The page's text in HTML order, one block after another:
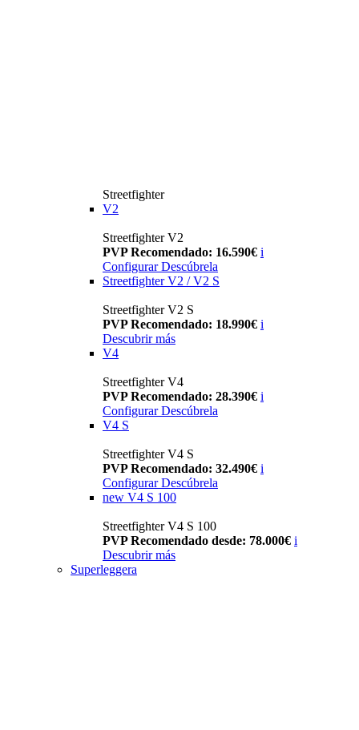
Streetfighter
V2
Streetfighter V2
PVP Recomendado: 16.590€ i
Configurar Descúbrela
Streetfighter V2 / V2 S
Streetfighter V2 S
PVP Recomendado: 18.990€ i
Descubrir más
V4
Streetfighter V4
PVP Recomendado: 28.390€ i
Configurar Descúbrela
V4 S
Streetfighter V4 S
PVP Recomendado: 32.490€ i
Configurar Descúbrela
new V4 S 100
Streetfighter V4 S 100
PVP Recomendado desde: 78.000€ i
Descubrir más
Superleggera